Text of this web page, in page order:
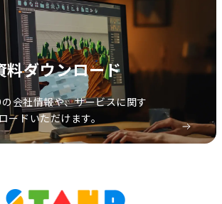
料ダウンロード
会社情報や、サービスに関す
ードいただけます。